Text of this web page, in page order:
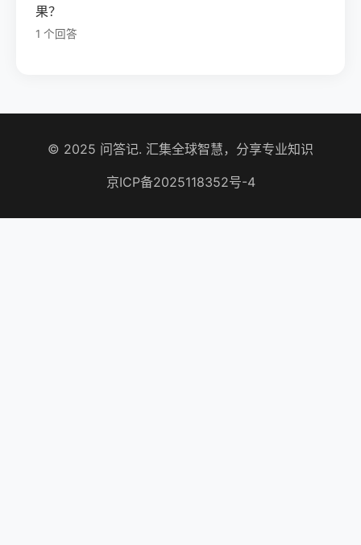
果？
1 个回答
© 2025 问答记. 汇集全球智慧，分享专业知识
京ICP备2025118352号-4